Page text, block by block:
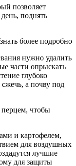
позволяет
поднять
более подробно
нужно удалить
части опрыскать
глубоко
а почву под
чтобы
и картофелем,
для воздушных
лучшие
для защиты